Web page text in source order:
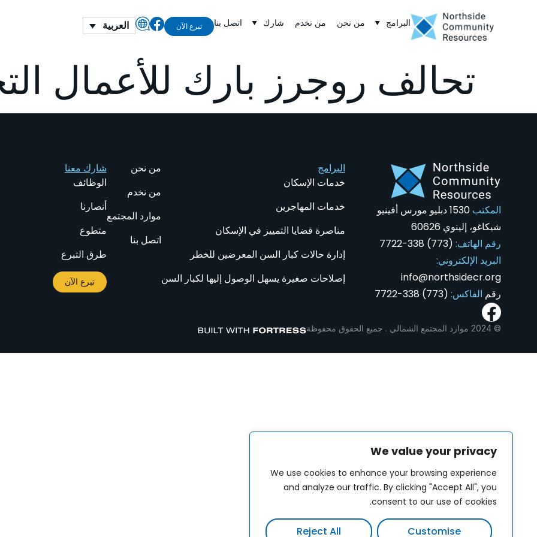
We value your privacy
We use cookies to enhance your browsing experience
and analyze our traffic. By clicking "Accept All", you
consent to our use of cookies.
Customise
Reject All
البرامج من نحن من نخدم شارك اتصل بنا تبرع الآن العربية
تحالف روجرز بارك للأعمال
المكتب
1530 دبليو مورس أفينيو
شيكاغو، إلينوي 60626
رقم الهاتف: (773) 338-7722
البريد الإلكتروني:
info@northsidecr.org
رقم الفاكس: (773) 338-7722
البرامج
خدمات الإسكان
خدمات المهاجرين
مناصرة قضايا التمييز في الإسكان
إدارة حالات كبار السن المعرضين للخطر
إصلاحات صغيرة يسهل الوصول إليها لكبار السن
من نحن
من نخدم
موارد المجتمع
اتصل بنا
شارك معنا
الوظائف
أنصارنا
متطوع
طرق التبرع
تبرع الآن
© 2024 موارد المجتمع الشمالي . جميع الحقوق محفوظة